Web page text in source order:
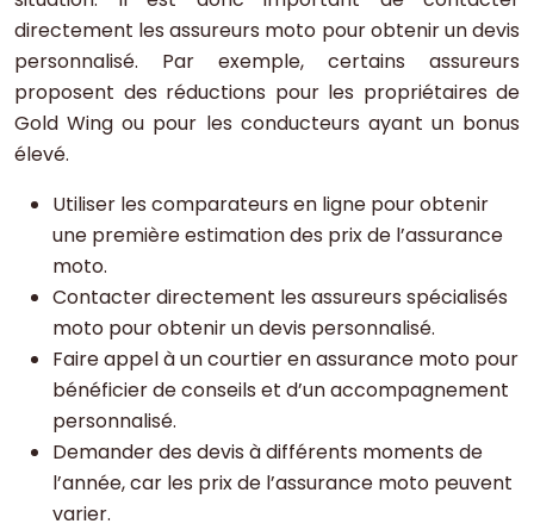
directement les assureurs moto pour obtenir un devis
personnalisé. Par exemple, certains assureurs
proposent des réductions pour les propriétaires de
Gold Wing ou pour les conducteurs ayant un bonus
élevé.
Utiliser les comparateurs en ligne pour obtenir
une première estimation des prix de l’assurance
moto.
Contacter directement les assureurs spécialisés
moto pour obtenir un devis personnalisé.
Faire appel à un courtier en assurance moto pour
bénéficier de conseils et d’un accompagnement
personnalisé.
Demander des devis à différents moments de
l’année, car les prix de l’assurance moto peuvent
varier.